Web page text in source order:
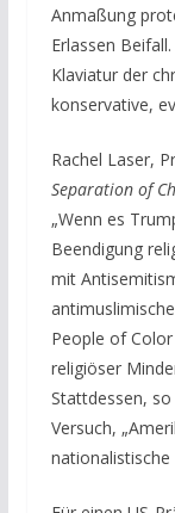
Anmaßung
Erlassen
Klaviatur der
konservative,
Rachel Laser,
Separation of
„Wenn es
Beendigung
mit
People of
religiöser
Stattdessen,
Versuch,
nationalistische